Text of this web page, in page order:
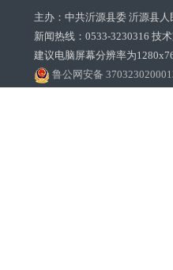
主办：中共沂源县委 沂源县
新闻热线：0533-3230316 技
建议电脑屏幕分辨率为
鲁公网安备